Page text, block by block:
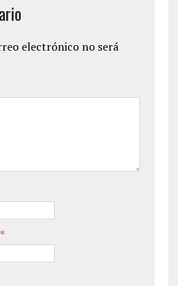
electrónico no será
*